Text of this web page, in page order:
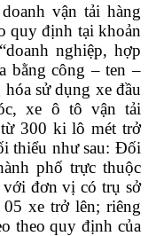
vận tải hàng
quy định tại khoản
nghiệp, hợp
bằng công – ten –
sử dụng xe đầu
xe ô tô vận tải
300 ki lô mét trở
thiểu như sau: Đối
phố trực thuộc
đơn vị có trụ sở
xe trở lên; riêng
theo quy định của